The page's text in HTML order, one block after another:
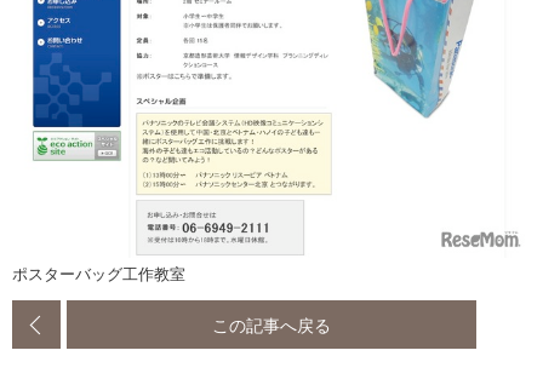
ポスターバッグ工作教室
この記事へ戻る